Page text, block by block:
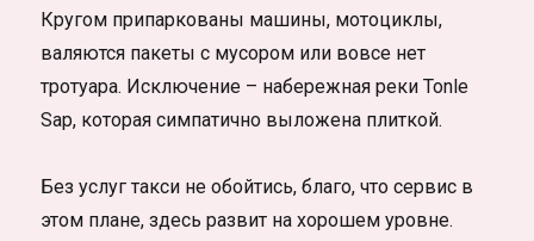
Кругом припаркованы машины, мотоциклы,
валяются пакеты с мусором или вовсе нет
тротуара. Исключение – набережная реки Tonle
Sap, которая симпатично выложена плиткой.
Без услуг такси не обойтись, благо, что сервис в
этом плане, здесь развит на хорошем уровне.